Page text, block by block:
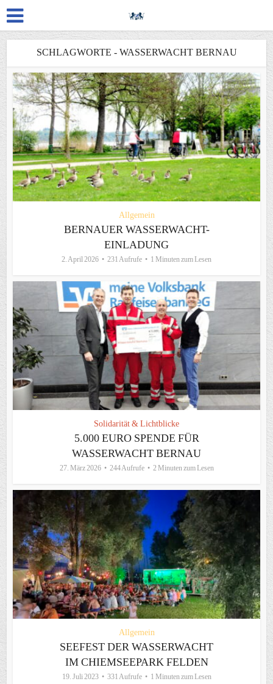
SCHLAGWORTE - WASSERWACHT BERNAU
Allgemein
BERNAUER WASSERWACHT-
EINLADUNG
2. April 2026 231 Aufrufe 1 Minuten zum Lesen
Solidarität & Lichtblicke
5.000 EURO SPENDE FÜR
WASSERWACHT BERNAU
27. März 2026 244 Aufrufe 2 Minuten zum Lesen
Allgemein
SEEFEST DER WASSERWACHT
IM CHIEMSEEPARK FELDEN
19. Juli 2023 331 Aufrufe 1 Minuten zum Lesen